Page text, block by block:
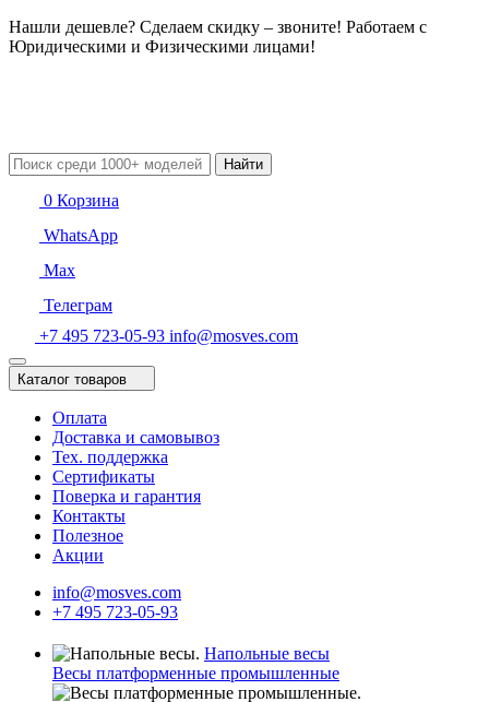
Нашли дешевле? Сделаем скидку – звоните! Работаем с
Юридическими и Физическими лицами!
Найти
0 Корзина
WhatsApp
Max
Телеграм
+7 495 723-05-93 info@mosves.com
Каталог товаров
Оплата
Доставка и самовывоз
Тех. поддержка
Сертификаты
Поверка и гарантия
Контакты
Полезное
Акции
info@mosves.com
+7 495 723-05-93
Напольные весы
Весы платформенные промышленные